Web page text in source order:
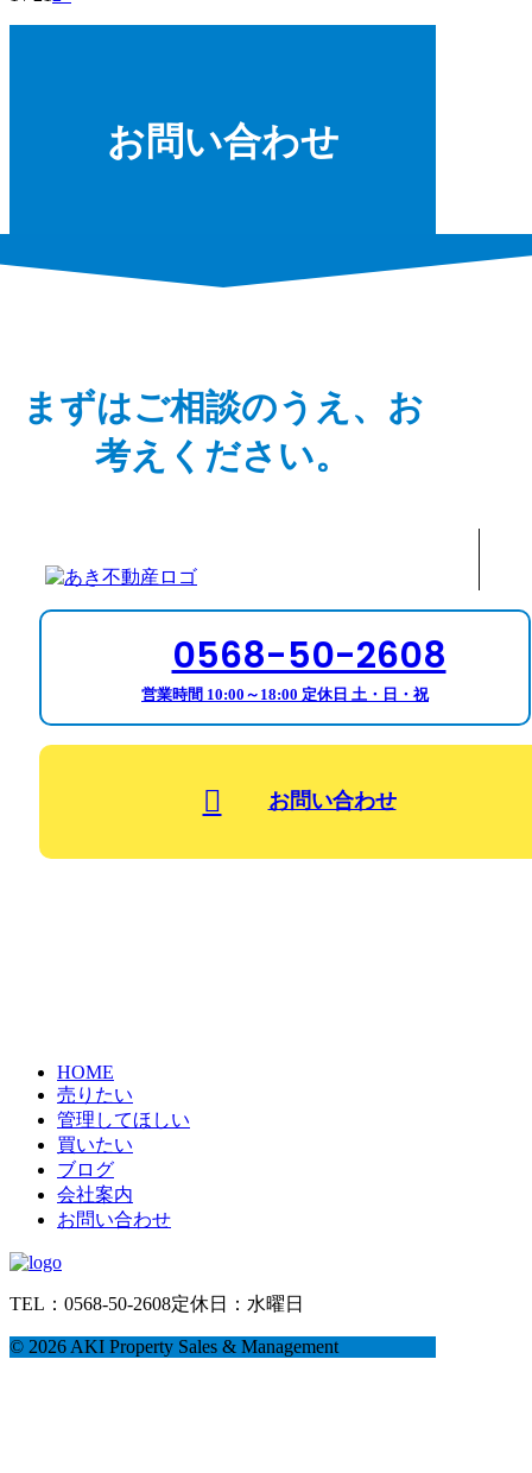
お問い合わせ
まずはご相談のうえ、お
考えください。
0568-50-2608
営業時間 10:00～18:00 定休日 土・日・祝
お問い合わせ
HOME
売りたい
管理してほしい
買いたい
ブログ
会社案内
お問い合わせ
TEL：0568-50-2608定休日：水曜日
© 2026 AKI Property Sales & Management